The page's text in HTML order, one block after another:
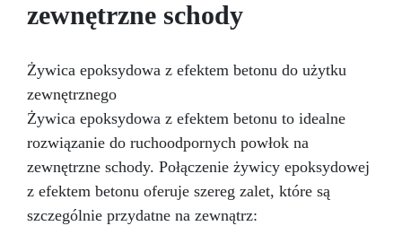
pomoc i porady. Przezroczysta Żywica
Epoksydowa ICRYSTAL jest idealna do
od 1 mm do 2 cm grubości (możliwe jest
tworzenie wielu warstw) Odlewów w formach
silikonowych (biżuteria, podstawki, tace)
Odlewania przedmiotów i materiałów (monety,
kamienie, muszle, korki itp.) Meblarstwa i
stolarstwa (stoły drewno-żywiczne itp.) Dzieł
sztuki, podłóg i powłok ochronnych Impregnacji
włókna szklanego i węglowego (naprawy,
powłoki ochronne)
Przekształć swoje
zewnętrzne schody
Żywica epoksydowa z efektem betonu do użytku
zewnętrznego
Żywica epoksydowa z efektem betonu to idealne
rozwiązanie do ruchoodpornych powłok na
zewnętrzne schody. Połączenie żywicy epoksydowej
z efektem betonu oferuje szereg zalet, które są
szczególnie przydatne na zewnątrz: